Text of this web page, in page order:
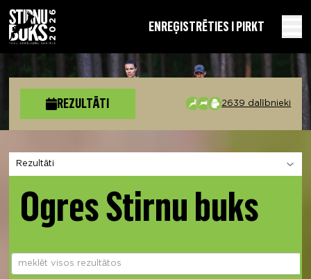
ENREĢISTRĒTIES I PIRKT
REZULTĀTI 2639 dalībnieki
Izvēlies sadaļu
Ogres Stirnu buks